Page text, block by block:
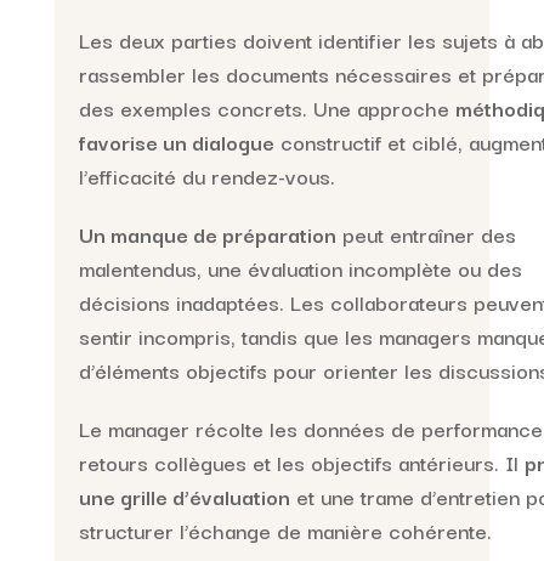
Les deux parties doivent identifier les sujets à
rassembler les documents nécessaires et
des exemples concrets. Une approche
favorise un dialogue constructif et ciblé,
l’efficacité du rendez-vous.
Un manque de préparation peut entraîner des
malentendus, une évaluation incomplète ou des
décisions inadaptées. Les collaborateurs
sentir incompris, tandis que les managers
d’éléments objectifs pour orienter les
Le manager récolte les données de
retours collègues et les objectifs antérieurs. Il
une grille d’évaluation et une trame d’entretien
structurer l’échange de manière cohérente.